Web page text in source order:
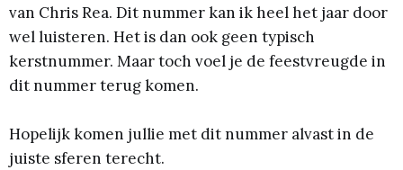
van Chris Rea. Dit nummer kan ik heel het jaar door
wel luisteren. Het is dan ook geen typisch
kerstnummer. Maar toch voel je de feestvreugde in
dit nummer terug komen.
Hopelijk komen jullie met dit nummer alvast in de
juiste sferen terecht.